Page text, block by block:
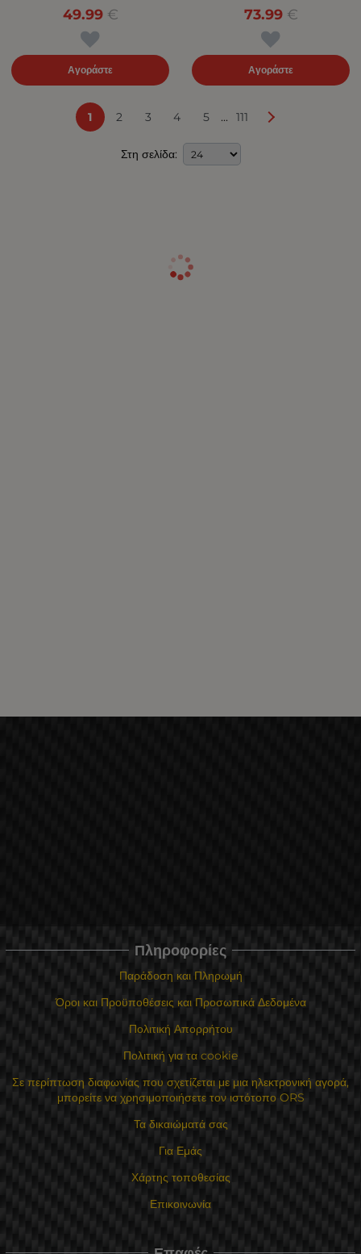
49.99 €
Αγοράστε
73.99 €
Αγοράστε
1 2 3 4 5 ... 111
Στη σελίδα:
Πληροφορίες
Παράδοση και Πληρωμή
Όροι και Προϋποθέσεις και Προσωπικά Δεδομένα
Πολιτική Απορρήτου
Πολιτική για τα cookie
Σε περίπτωση διαφωνίας που σχετίζεται με μια ηλεκτρονική αγορά,
μπορείτε να χρησιμοποιήσετε τον ιστότοπο ORS
Τα δικαιώματά σας
Για Εμάς
Χάρτης τοποθεσίας
Επικοινωνία